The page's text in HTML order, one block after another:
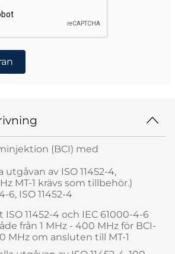
(BCI) med
av ISO 11452-4,
MT-1 krävs som tillbehör.)
6, ISO 11452-4
11452-4 och IEC 61000-4-6
från 1 MHz - 400 MHz för BCI-
MHz om ansluten till MT-1